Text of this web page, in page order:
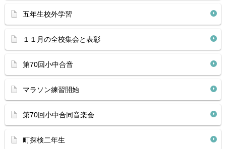
五年生校外学習
１１月の全校集会と表彰
第70回小中合音
マラソン練習開始
第70回小中合同音楽会
町探検二年生